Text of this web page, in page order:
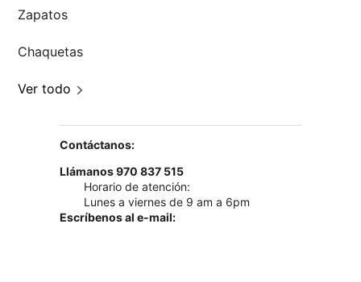
Zapatos
Chaquetas
Ver todo
Contáctanos:
Llámanos 970 837 515
Horario de atención:
Lunes a viernes de 9 am a 6pm
Escríbenos al e-mail: